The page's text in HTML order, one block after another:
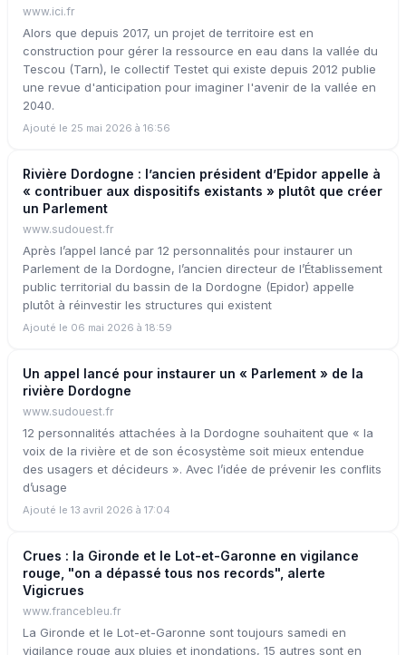
www.ici.fr
Alors que depuis 2017, un projet de territoire est en
construction pour gérer la ressource en eau dans la vallée du
Tescou (Tarn), le collectif Testet qui existe depuis 2012 publie
une revue d'anticipation pour imaginer l'avenir de la vallée en
2040.
Ajouté le 25 mai 2026 à 16:56
Rivière Dordogne : l’ancien président d’Epidor appelle à
« contribuer aux dispositifs existants » plutôt que créer
un Parlement
www.sudouest.fr
Après l’appel lancé par 12 personnalités pour instaurer un
Parlement de la Dordogne, l’ancien directeur de l’Établissement
public territorial du bassin de la Dordogne (Epidor) appelle
plutôt à réinvestir les structures qui existent
Ajouté le 06 mai 2026 à 18:59
Un appel lancé pour instaurer un « Parlement » de la
rivière Dordogne
www.sudouest.fr
12 personnalités attachées à la Dordogne souhaitent que « la
voix de la rivière et de son écosystème soit mieux entendue
des usagers et décideurs ». Avec l’idée de prévenir les conflits
d’usage
Ajouté le 13 avril 2026 à 17:04
Crues : la Gironde et le Lot-et-Garonne en vigilance
rouge, "on a dépassé tous nos records", alerte
Vigicrues
www.francebleu.fr
La Gironde et le Lot-et-Garonne sont toujours samedi en
vigilance rouge aux pluies et inondations, 15 autres sont en